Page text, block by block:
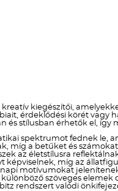
kiegészítői,
érdeklődési körét
és stílusban érhetők el,
spektrumot fednek le,
míg a betűket és
az életstílusra
képviselnek, míg az
motívumokat
szöveges
rendszert valódi